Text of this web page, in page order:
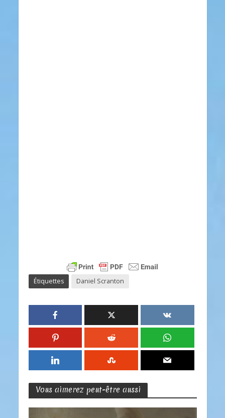
Étiquettes Daniel Scranton
Vous aimerez peut-être aussi